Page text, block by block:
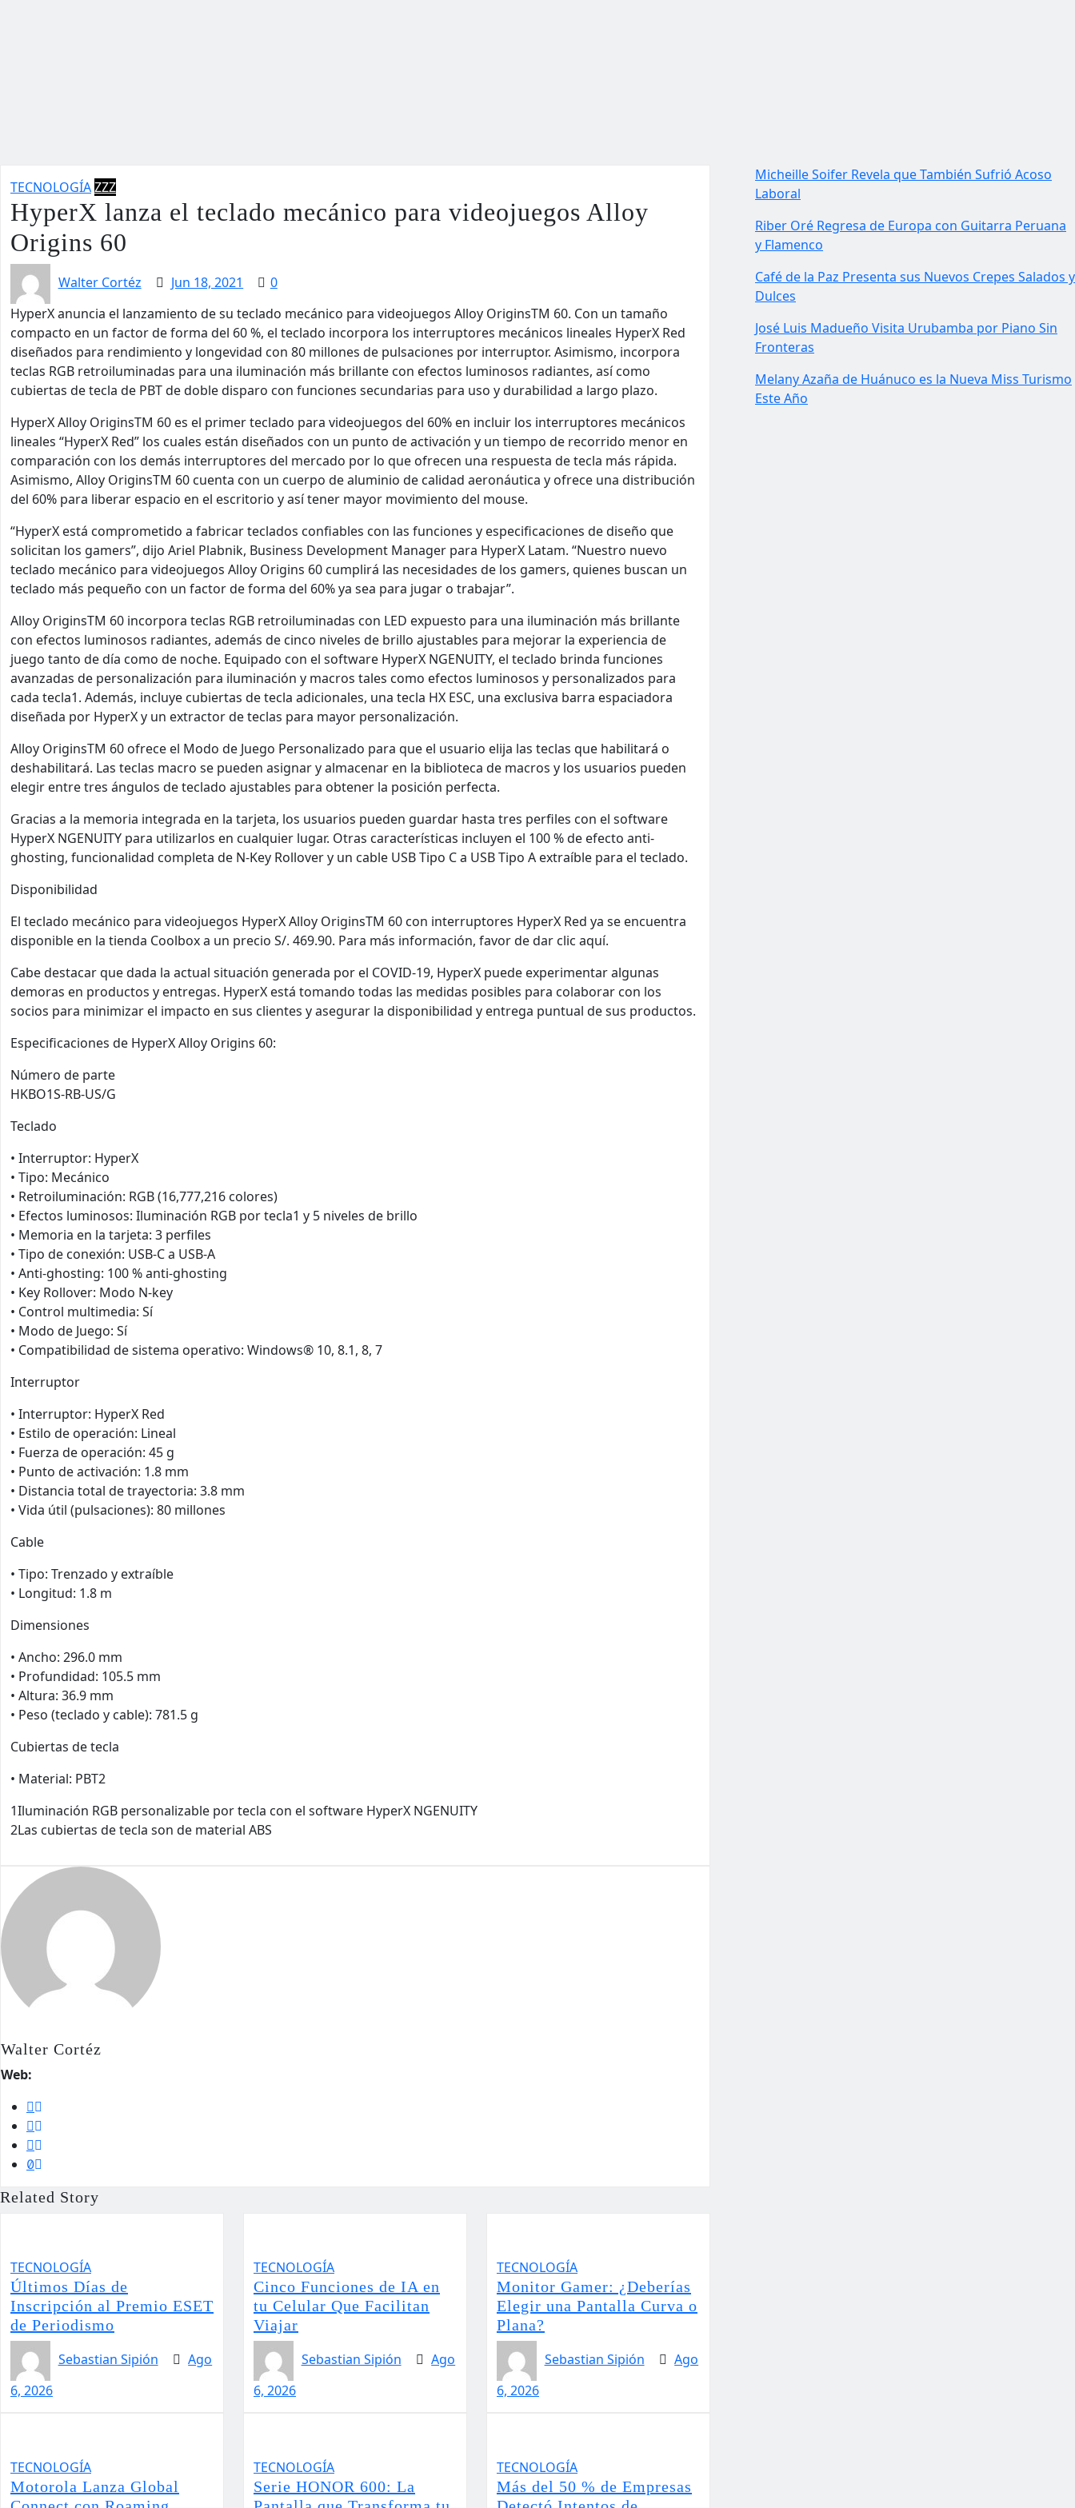
TECNOLOGÍAZZZ
HyperX lanza el teclado mecánico para videojuegos Alloy
Origins 60
Walter Cortéz Jun 18, 2021
0
HyperX anuncia el lanzamiento de su teclado mecánico para videojuegos Alloy OriginsTM 60. Con un tamaño
compacto en un factor de forma del 60 %, el teclado incorpora los interruptores mecánicos lineales HyperX Red
diseñados para rendimiento y longevidad con 80 millones de pulsaciones por interruptor. Asimismo, incorpora
teclas RGB retroiluminadas para una iluminación más brillante con efectos luminosos radiantes, así como
cubiertas de tecla de PBT de doble disparo con funciones secundarias para uso y durabilidad a largo plazo.
HyperX Alloy OriginsTM 60 es el primer teclado para videojuegos del 60% en incluir los interruptores mecánicos
lineales “HyperX Red” los cuales están diseñados con un punto de activación y un tiempo de recorrido menor en
comparación con los demás interruptores del mercado por lo que ofrecen una respuesta de tecla más rápida.
Asimismo, Alloy OriginsTM 60 cuenta con un cuerpo de aluminio de calidad aeronáutica y ofrece una distribución
del 60% para liberar espacio en el escritorio y así tener mayor movimiento del mouse.
“HyperX está comprometido a fabricar teclados confiables con las funciones y especificaciones de diseño que
solicitan los gamers”, dijo Ariel Plabnik, Business Development Manager para HyperX Latam. “Nuestro nuevo
teclado mecánico para videojuegos Alloy Origins 60 cumplirá las necesidades de los gamers, quienes buscan un
teclado más pequeño con un factor de forma del 60% ya sea para jugar o trabajar”.
Alloy OriginsTM 60 incorpora teclas RGB retroiluminadas con LED expuesto para una iluminación más brillante
con efectos luminosos radiantes, además de cinco niveles de brillo ajustables para mejorar la experiencia de
juego tanto de día como de noche. Equipado con el software HyperX NGENUITY, el teclado brinda funciones
avanzadas de personalización para iluminación y macros tales como efectos luminosos y personalizados para
cada tecla1. Además, incluye cubiertas de tecla adicionales, una tecla HX ESC, una exclusiva barra espaciadora
diseñada por HyperX y un extractor de teclas para mayor personalización.
Alloy OriginsTM 60 ofrece el Modo de Juego Personalizado para que el usuario elija las teclas que habilitará o
deshabilitará. Las teclas macro se pueden asignar y almacenar en la biblioteca de macros y los usuarios pueden
elegir entre tres ángulos de teclado ajustables para obtener la posición perfecta.
Gracias a la memoria integrada en la tarjeta, los usuarios pueden guardar hasta tres perfiles con el software
HyperX NGENUITY para utilizarlos en cualquier lugar. Otras características incluyen el 100 % de efecto anti-
ghosting, funcionalidad completa de N-Key Rollover y un cable USB Tipo C a USB Tipo A extraíble para el teclado.
Disponibilidad
El teclado mecánico para videojuegos HyperX Alloy OriginsTM 60 con interruptores HyperX Red ya se encuentra
disponible en la tienda Coolbox a un precio S/. 469.90. Para más información, favor de dar clic aquí.
Cabe destacar que dada la actual situación generada por el COVID-19, HyperX puede experimentar algunas
demoras en productos y entregas. HyperX está tomando todas las medidas posibles para colaborar con los
socios para minimizar el impacto en sus clientes y asegurar la disponibilidad y entrega puntual de sus productos.
Especificaciones de HyperX Alloy Origins 60:
Número de parte
HKBO1S-RB-US/G
Teclado
• Interruptor: HyperX
• Tipo: Mecánico
• Retroiluminación: RGB (16,777,216 colores)
• Efectos luminosos: Iluminación RGB por tecla1 y 5 niveles de brillo
• Memoria en la tarjeta: 3 perfiles
• Tipo de conexión: USB-C a USB-A
• Anti-ghosting: 100 % anti-ghosting
• Key Rollover: Modo N-key
• Control multimedia: Sí
• Modo de Juego: Sí
• Compatibilidad de sistema operativo: Windows® 10, 8.1, 8, 7
Interruptor
• Interruptor: HyperX Red
• Estilo de operación: Lineal
• Fuerza de operación: 45 g
• Punto de activación: 1.8 mm
• Distancia total de trayectoria: 3.8 mm
• Vida útil (pulsaciones): 80 millones
Cable
• Tipo: Trenzado y extraíble
• Longitud: 1.8 m
Dimensiones
• Ancho: 296.0 mm
• Profundidad: 105.5 mm
• Altura: 36.9 mm
• Peso (teclado y cable): 781.5 g
Cubiertas de tecla
• Material: PBT2
1Iluminación RGB personalizable por tecla con el software HyperX NGENUITY
2Las cubiertas de tecla son de material ABS
Walter Cortéz
Web:
Related Story
TECNOLOGÍA
Últimos Días de
Inscripción al Premio ESET
de Periodismo
Sebastian Sipión
Ago
6, 2026
TECNOLOGÍA
Cinco Funciones de IA en
tu Celular Que Facilitan
Viajar
Sebastian Sipión
Ago
6, 2026
TECNOLOGÍA
Monitor Gamer: ¿Deberías
Elegir una Pantalla Curva o
Plana?
Sebastian Sipión
Ago
6, 2026
TECNOLOGÍA
Motorola Lanza Global
TECNOLOGÍA
Serie HONOR 600: La
TECNOLOGÍA
Más del 50 % de Empresas
Micheille Soifer Revela que También Sufrió Acoso
Laboral
Riber Oré Regresa de Europa con Guitarra Peruana
y Flamenco
Café de la Paz Presenta sus Nuevos Crepes Salados y
Dulces
José Luis Madueño Visita Urubamba por Piano Sin
Fronteras
Melany Azaña de Huánuco es la Nueva Miss Turismo
Este Año